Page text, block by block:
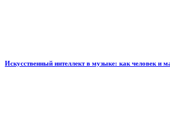
Искусственный интеллект в музыке: как человек и